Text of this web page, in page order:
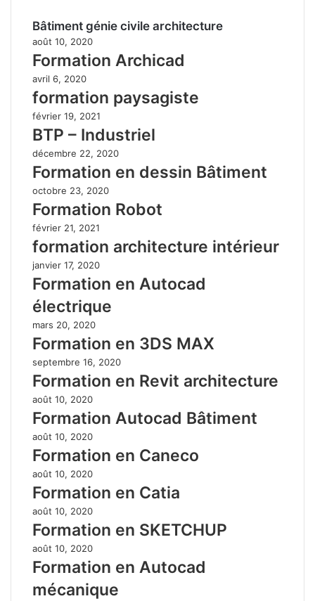
Bâtiment génie civile architecture
août 10, 2020
Formation Archicad
avril 6, 2020
formation paysagiste
février 19, 2021
BTP – Industriel
décembre 22, 2020
Formation en dessin Bâtiment
octobre 23, 2020
Formation Robot
février 21, 2021
formation architecture intérieur
janvier 17, 2020
Formation en Autocad
électrique
mars 20, 2020
Formation en 3DS MAX
septembre 16, 2020
Formation en Revit architecture
août 10, 2020
Formation Autocad Bâtiment
août 10, 2020
Formation en Caneco
août 10, 2020
Formation en Catia
août 10, 2020
Formation en SKETCHUP
août 10, 2020
Formation en Autocad
mécanique